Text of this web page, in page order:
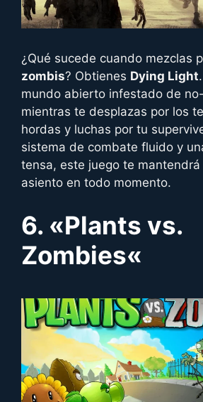
¿Qué sucede cuando mezclas
zombis? Obtienes Dying Light
mundo abierto infestado de
mientras te desplazas por los
hordas y luchas por tu
sistema de combate fluido y
tensa, este juego te
asiento en todo momento.
6. «Plants vs.
Zombies«